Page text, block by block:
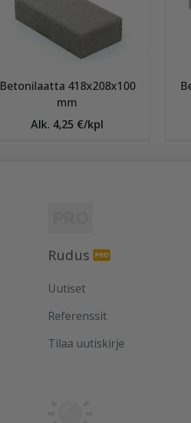
Betonilaatta 418x208x100
mm
Alk. 4,25 €/kpl
Rudus
Uutiset
Referenssit
Tilaa uutiskirje